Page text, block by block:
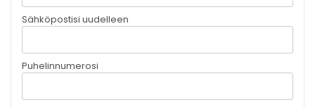
Sähköpostisi uudelleen
Puhelinnumerosi